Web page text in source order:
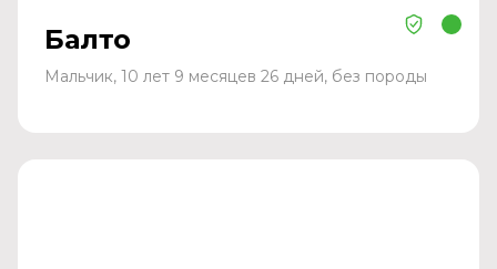
Балто
Мальчик, 10 лет 9 месяцев 26 дней, без породы